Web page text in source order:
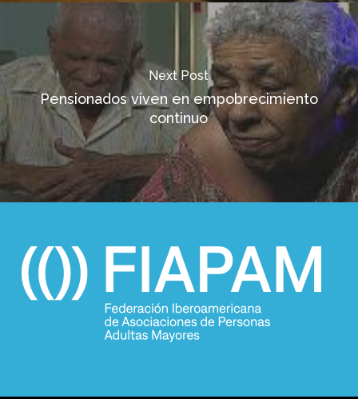
Next Post
Pensionados viven en empobrecimiento
continuo